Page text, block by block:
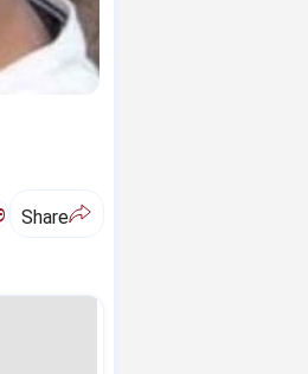
Share